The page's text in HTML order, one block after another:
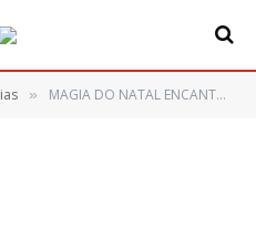
» MAGIA DO NATAL ENCANTA ITAPERUÇU NA ABERTURA DAS FESTAS NATALINAS 2024